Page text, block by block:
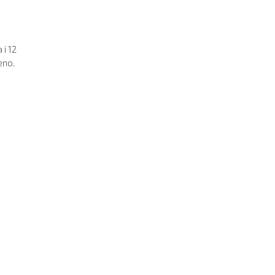
12